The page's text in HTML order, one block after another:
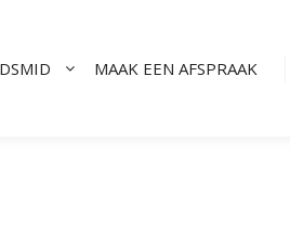
MAAK EEN AFSPRAAK